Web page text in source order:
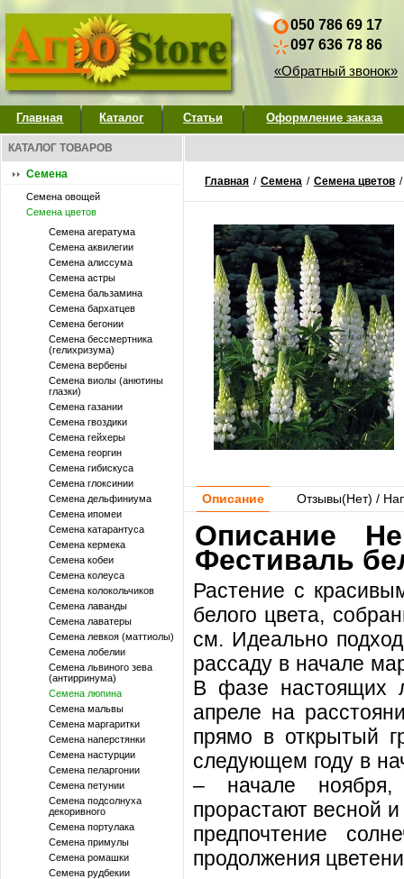
050 786 69 17
097 636 78 86
«Обратный звонок»
Главная Каталог Статьи Оформление заказа
КАТАЛОГ ТОВАРОВ
Семена
Семена овощей
Семена цветов
Семена агератума
Семена аквилегии
Семена алиссума
Семена астры
Семена бальзамина
Семена бархатцев
Семена бегонии
Семена бессмертника
(гелихризума)
Семена вербены
Семена виолы (анютины
глазки)
Семена газании
Семена гвоздики
Семена гейхеры
Семена георгин
Семена гибискуса
Семена глоксинии
Семена дельфиниума
Семена ипомеи
Семена катарантуса
Семена кермека
Семена кобеи
Семена колеуса
Семена колокольчиков
Семена лаванды
Семена лаватеры
Семена левкоя (маттиолы)
Семена лобелии
Семена львиного зева
(антирринума)
Семена люпина
Семена мальвы
Семена маргаритки
Семена наперстянки
Семена настурции
Семена пеларгонии
Семена петунии
Семена подсолнуха
декоривного
Семена портулака
Семена примулы
Семена ромашки
Семена рудбекии
Главная / Семена / Семена цветов /
Описание Отзывы(Нет) /
Описание
Фестиваль
Растение с
белого цвета,
см. Идеально
рассаду в начале
В фазе настоящих
апреле на
прямо в открытый
следующем году в
– начале ноября,
прорастают весной и
предпочтение
продолжения